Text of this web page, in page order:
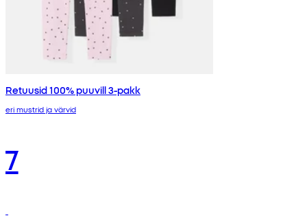
Retuusid 100% puuvill 3-pakk
eri mustrid ja värvid
7